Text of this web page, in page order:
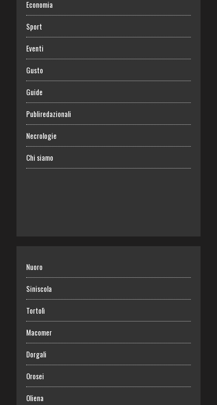
Economia
Sport
Eventi
Gusto
Guide
Publiredazionali
Necrologie
Chi siamo
Nuoro
Siniscola
Tortolì
Macomer
Dorgali
Orosei
Oliena